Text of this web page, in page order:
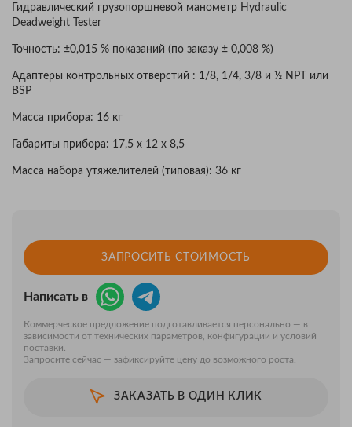
Гидравлический грузопоршневой манометр Hydraulic
Deadweight Tester
Точность: ±0,015 % показаний (по заказу ± 0,008 %)
Адаптеры контрольных отверстий : 1/8, 1/4, 3/8 и ½ NPT или
BSP
Масса прибора: 16 кг
Габариты прибора: 17,5 x 12 x 8,5
Масса набора утяжелителей (типовая): 36 кг
ЗАПРОСИТЬ СТОИМОСТЬ
Написать в
Коммерческое предложение подготавливается персонально — в
зависимости от технических параметров, конфигурации и условий
поставки.
Запросите сейчас — зафиксируйте цену до возможного роста.
ЗАКАЗАТЬ В ОДИН КЛИК